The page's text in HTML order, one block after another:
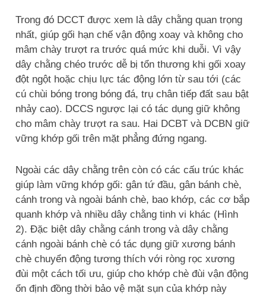
Trong đó DCCT được xem là dây chằng quan trọng
nhất, giúp gối hạn chế vận động xoay và không cho
mâm chày trượt ra trước quá mức khi duỗi. Vì vậy
dây chằng chéo trước dễ bị tổn thương khi gối xoay
đột ngột hoặc chịu lực tác động lớn từ sau tới (các
cú chùi bóng trong bóng đá, trụ chân tiếp đất sau bật
nhảy cao). DCCS ngược lại có tác dụng giữ không
cho mâm chày trượt ra sau. Hai DCBT và DCBN giữ
vững khớp gối trên mặt phẳng đứng ngang.
Ngoài các dây chằng trên còn có các cấu trúc khác
giúp làm vững khớp gối: gân tứ đầu, gân bánh chè,
cánh trong và ngoài bánh chè, bao khớp, các cơ bắp
quanh khớp và nhiều dây chằng tinh vi khác (Hình
2). Đặc biệt dây chằng cánh trong và dây chằng
cánh ngoài bánh chè có tác dụng giữ xương bánh
chè chuyển động tương thích với ròng rọc xương
đùi một cách tối ưu, giúp cho khớp chè đùi vận động
ổn định đồng thời bảo vệ mặt sụn của khớp này